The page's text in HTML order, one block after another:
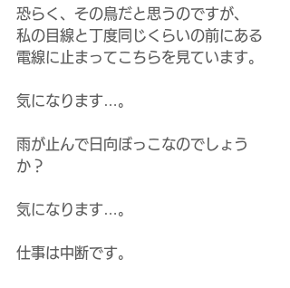
恐らく、その鳥だと思うのですが、
私の目線と丁度同じくらいの前にある
電線に止まってこちらを見ています。
気になります…。
雨が止んで日向ぼっこなのでしょう
か？
気になります…。
仕事は中断です。